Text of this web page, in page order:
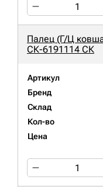
Палец (Г/Ц
СК-6191114 СК
Артикул
Бренд
Склад
Кол-во
Цена